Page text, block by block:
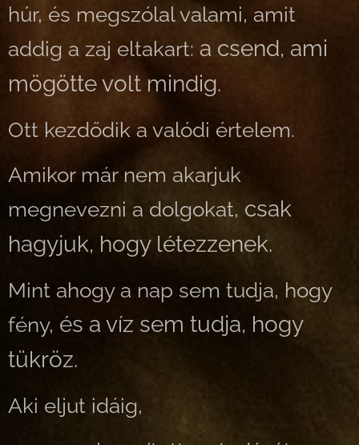
húr, és megszólal valami, amit
addig a zaj eltakart: a csend, ami
mögötte volt mindig.
Ott kezdődik a valódi értelem.
Amikor már nem akarjuk
megnevezni a dolgokat, csak
hagyjuk, hogy létezzenek.
Mint ahogy a nap sem tudja, hogy
fény, és a víz sem tudja, hogy
tükröz.
Aki eljut idáig,